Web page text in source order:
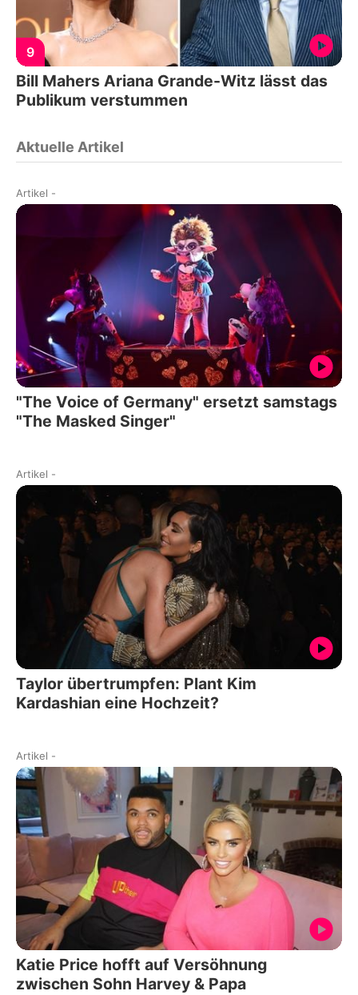
9
Bill Mahers Ariana Grande-Witz lässt das
Publikum verstummen
Aktuelle Artikel
Artikel -
"The Voice of Germany" ersetzt samstags
"The Masked Singer"
Artikel -
Taylor übertrumpfen: Plant Kim
Kardashian eine Hochzeit?
Artikel -
Katie Price hofft auf Versöhnung
zwischen Sohn Harvey & Papa